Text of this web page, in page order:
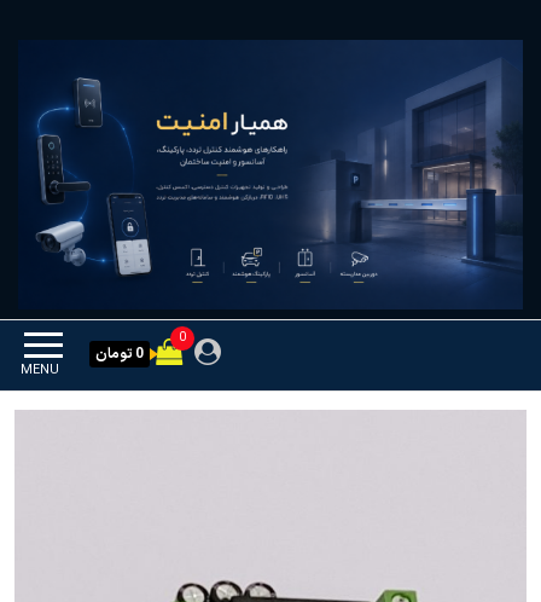
همیار امنیت
MENU
0
0 تومان